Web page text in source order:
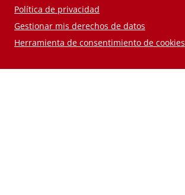
Política de privacidad
Gestionar mis derechos de datos
Herramienta de consentimiento de cookies